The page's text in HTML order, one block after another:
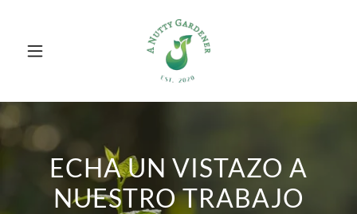
ECHA UN VISTAZO A
NUESTRO TRABAJO